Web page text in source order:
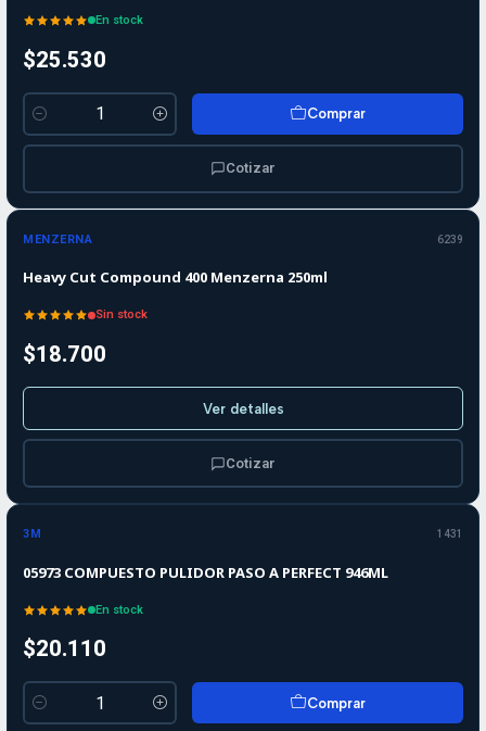
En stock
$25.530
Cantidad
Comprar
Cotizar
Agotado
MENZERNA 6239
Heavy Cut Compound 400 Menzerna 250ml
Sin stock
$18.700
Ver detalles
Cotizar
3M 1431
05973 COMPUESTO PULIDOR PASO A PERFECT 946ML
En stock
$20.110
Cantidad
Comprar